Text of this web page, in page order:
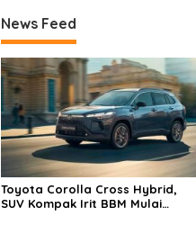
News Feed
Toyota Corolla Cross Hybrid,
SUV Kompak Irit BBM Mulai